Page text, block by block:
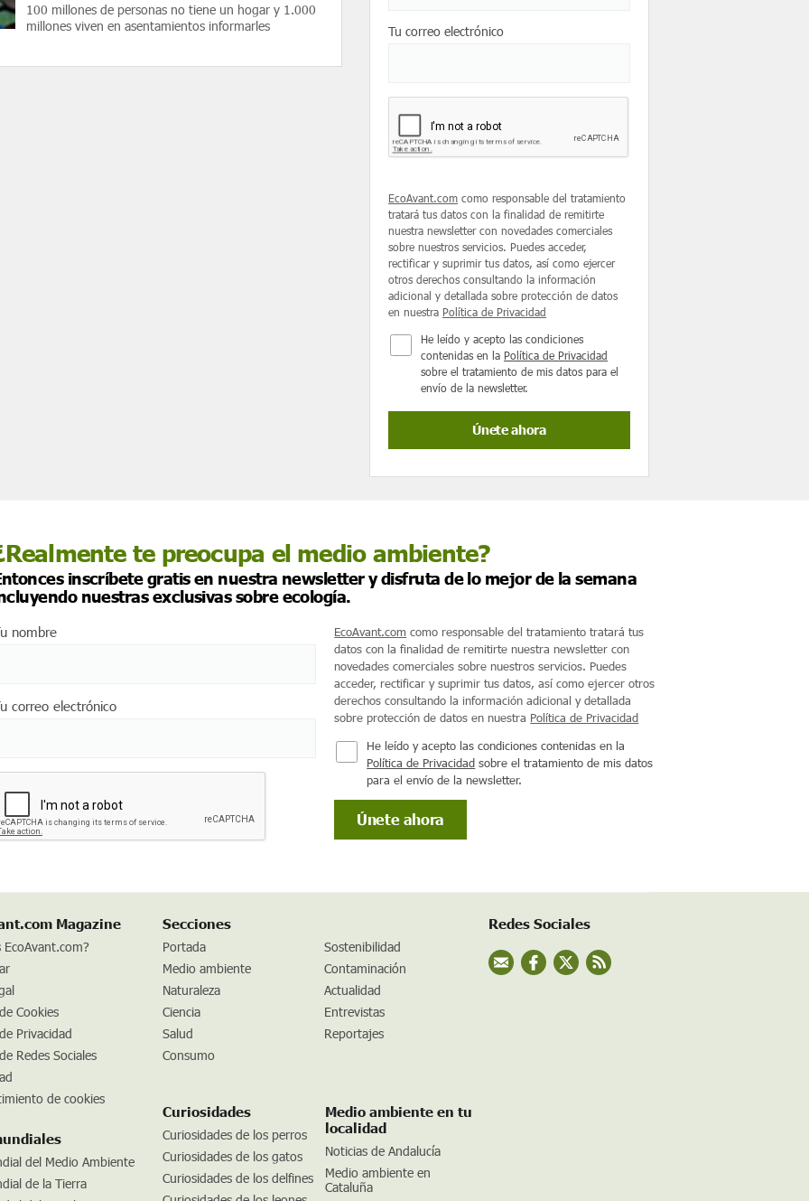
100 millones de personas no tiene un hogar y 1.000
millones viven en asentamientos informarles
Tu correo electrónico
EcoAvant.com como responsable del tratamiento
tratará tus datos con la finalidad de remitirte
nuestra newsletter con novedades comerciales
sobre nuestros servicios. Puedes acceder,
rectificar y suprimir tus datos, así como ejercer
otros derechos consultando la información
adicional y detallada sobre protección de datos
en nuestra Política de Privacidad
He leído y acepto las condiciones
contenidas en la Política de Privacidad
sobre el tratamiento de mis datos para el
envío de la newsletter.
te preocupa el medio ambiente?
inscríbete gratis en nuestra newsletter y disfruta de lo mejor de la semana
nuestras exclusivas sobre ecología.
nombre
correo electrónico
EcoAvant.com como responsable del tratamiento tratará tus
datos con la finalidad de remitirte nuestra newsletter con
novedades comerciales sobre nuestros servicios. Puedes
acceder, rectificar y suprimir tus datos, así como ejercer otros
derechos consultando la información adicional y detallada
sobre protección de datos en nuestra Política de Privacidad
He leído y acepto las condiciones contenidas en la
Política de Privacidad sobre el tratamiento de mis datos
para el envío de la newsletter.
Magazine
EcoAvant.com?
Cookies
Privacidad
Redes Sociales
de cookies
del Medio Ambiente
de la Tierra
Secciones
Portada
Sostenibilidad
Medio ambiente
Contaminación
Naturaleza
Actualidad
Ciencia
Entrevistas
Salud
Reportajes
Consumo
Curiosidades
Curiosidades de los perros
Curiosidades de los gatos
Curiosidades de los delfines
Medio ambiente en tu
localidad
Noticias de Andalucía
Medio ambiente en
Cataluña
Redes Sociales